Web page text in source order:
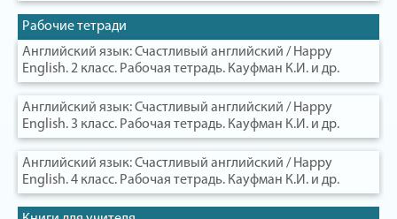
Рабочие тетради
Английский язык: Счастливый английский / Happy
English. 2 класс. Рабочая тетрадь. Кауфман К.И. и др.
Английский язык: Счастливый английский / Happy
English. 3 класс. Рабочая тетрадь. Кауфман К.И. и др.
Английский язык: Счастливый английский / Happy
English. 4 класс. Рабочая тетрадь. Кауфман К.И. и др.